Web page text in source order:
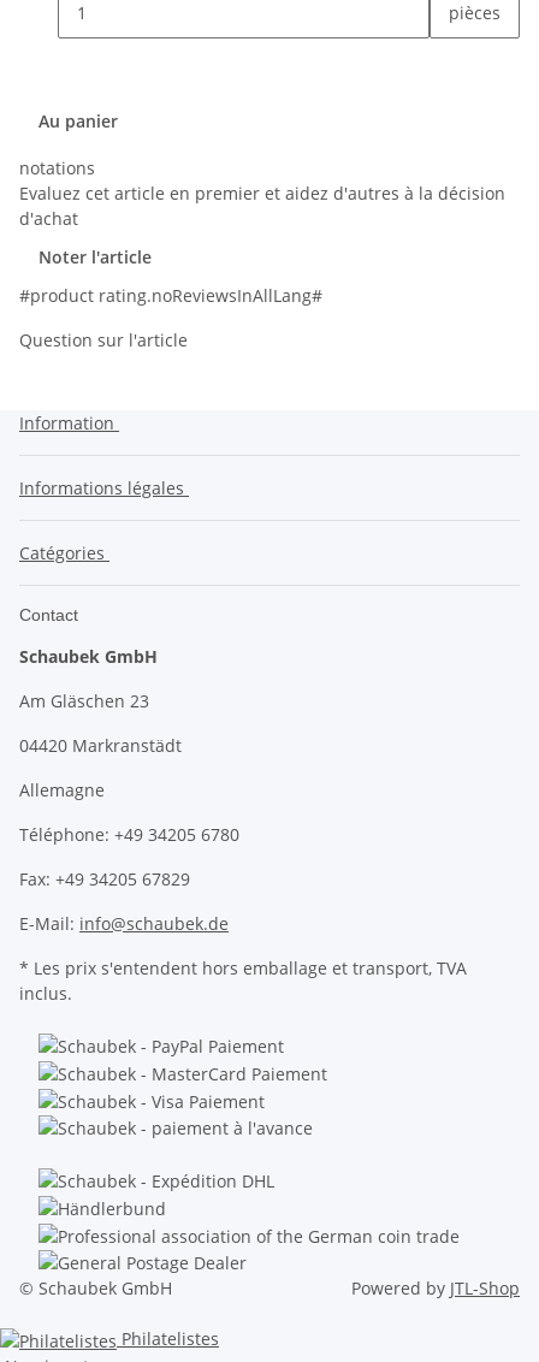
pièces
Au panier
notations
Evaluez cet article en premier et aidez d'autres à la décision
d'achat
Noter l'article
#product rating.noReviewsInAllLang#
Question sur l'article
Information
Informations légales
Catégories
Contact
Schaubek GmbH
Am Gläschen 23
04420 Markranstädt
Allemagne
Téléphone: +49 34205 6780
Fax: +49 34205 67829
E-Mail: info@schaubek.de
* Les prix s'entendent hors emballage et transport, TVA
inclus.
© Schaubek GmbH Powered by JTL-Shop
Philatelistes